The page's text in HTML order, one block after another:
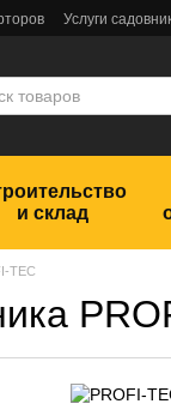
Услуги
и склад
TEC